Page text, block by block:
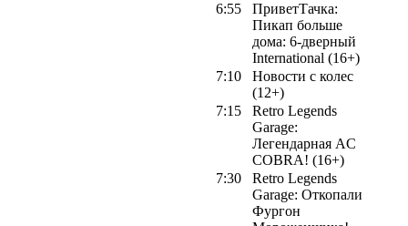
6:55
ПриветТачка:
Пикап больше
дома: 6-дверный
International (16+)
7:10
Новости с колес
(12+)
7:15
Retro Legends
Garage:
Легендарная AC
COBRA! (16+)
7:30
Retro Legends
Garage: Откопали
Фургон